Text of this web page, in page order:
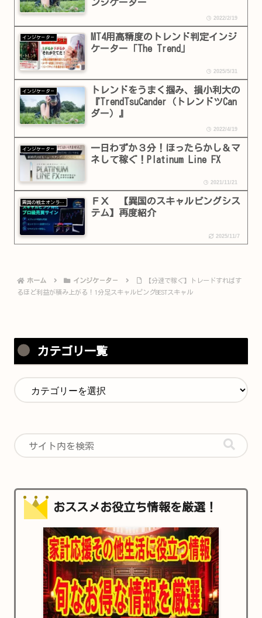
ンジケーター
2022/2/19
インジケ－タ－
MT4用高精度のトレンド判定インジ
ケーター「The Trend」
2025/5/31
インジケ－タ－
トレンドをうまく掴み、損小利大の
『TrendTsuCander（トレンドツCan
ダー）』
2022/4/19
インジケ－タ－
一日わずか３分！ほったらかし＆マ
ネして稼ぐ！Platinum Line FX
2021/11/21
異国の戦士オンラインショップ
ＦＸ 【異国のスキャルピングシス
テム】再度紹介
2025/11/7
ホーム インジケ－タ－
【分速で稼ぐ】トレードすればす
るほど利益が積み上がる！1分足スキャルピングBESTスキャル
カテゴリ一覧
おススメお役立ち情報を厳選！